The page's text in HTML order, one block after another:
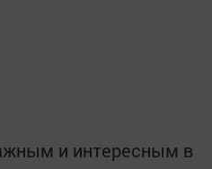
и интересным в